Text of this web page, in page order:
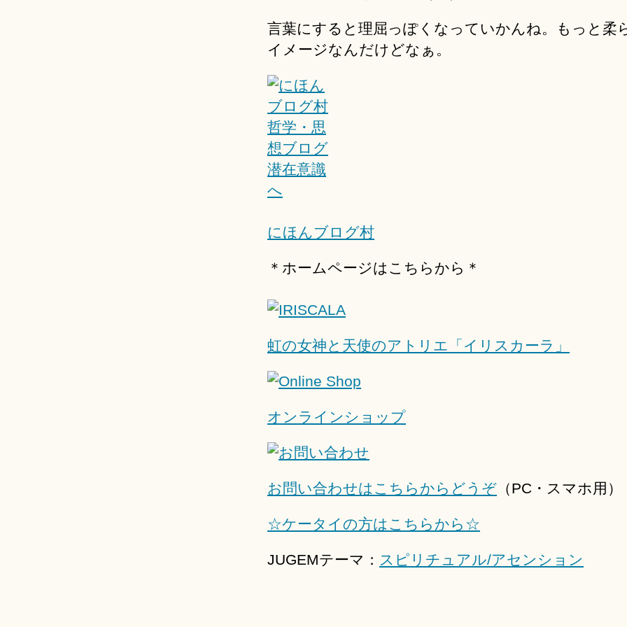
言葉にすると理屈っぽくなっていかんね。もっと柔
イメージなんだけどなぁ。
にほんブログ村
＊ホームページはこちらから＊
虹の女神と天使のアトリエ「イリスカーラ」
オンラインショップ
お問い合わせはこちらからどうぞ （PC・スマホ用）
☆ケータイの方はこちらから☆
JUGEMテーマ： スピリチュアル/アセンション